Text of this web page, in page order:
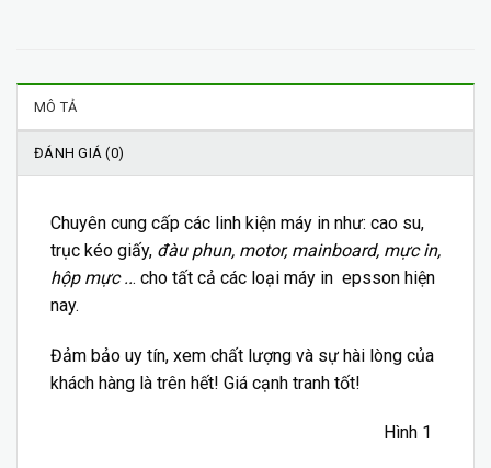
MÔ TẢ
ĐÁNH GIÁ (0)
Chuyên cung cấp các linh kiện máy in như: cao su,
trục kéo giấy, đàu phun, motor, mainboard, mực in,
hộp mực ... cho tất cả các loại máy in epsson hiện
nay.
Đảm bảo uy tín, xem chất lượng và sự hài lòng của
khách hàng là trên hết! Giá cạnh tranh tốt!
Hình 1